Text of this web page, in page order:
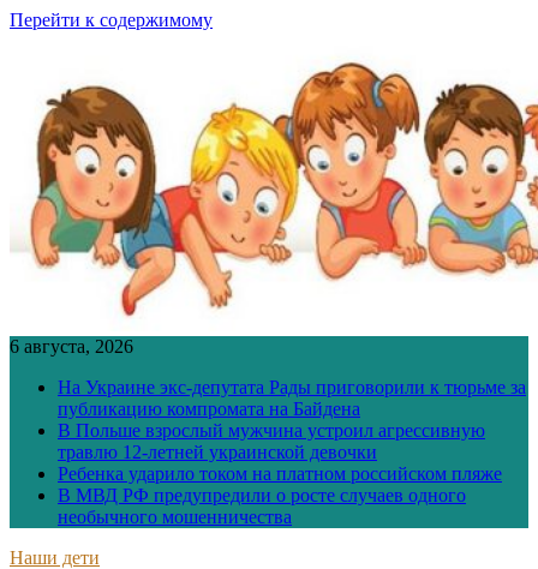
Перейти к содержимому
6 августа, 2026
На Украине экс-депутата Рады приговорили к тюрьме за
публикацию компромата на Байдена
В Польше взрослый мужчина устроил агрессивную
травлю 12-летней украинской девочки
Ребенка ударило током на платном российском пляже
В МВД РФ предупредили о росте случаев одного
необычного мошенничества
Наши дети